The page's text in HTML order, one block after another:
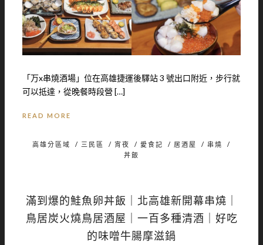
「万x串燒酒場」位在高雄捷運後驛站 3 號出口附近，步行就
可以抵達，從晚餐時段營 […]
READ MORE
高雄分區域 / 三民區 / 宵夜 / 愛食記 / 居酒屋 / 串燒
/
丼飯
滿到爆的鮭魚卵丼飯｜北高雄新開幕串燒｜
鳥居炭火燒鳥居酒屋｜一百多種清酒｜好吃
的味噌牛腸摩滋鍋